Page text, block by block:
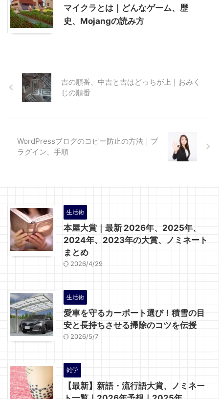
マイクラとは｜どんなゲーム、歴
史、Mojangの読み方
吉の順番、中吉と吉はどっちが上｜おみく
じの順番
WordPressブログのコピー防止の方法｜プ
ラグイン、手順
生活術
本屋大賞｜最新 2026年、2025年、
2024年、2023年の大賞、ノミネート
まとめ
2026/4/29
生活術
愛車を守るカーポート選び！積雪の目
安と長持ちさせる掃除のコツを伝授
2026/5/7
雑学
【最新】新語・流行語大賞、ノミネー